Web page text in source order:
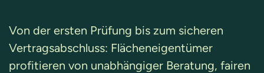
Von der ersten Prüfung bis zum sicheren
Vertragsabschluss: Flächeneigentümer
profitieren von unabhängiger Beratung, fairen